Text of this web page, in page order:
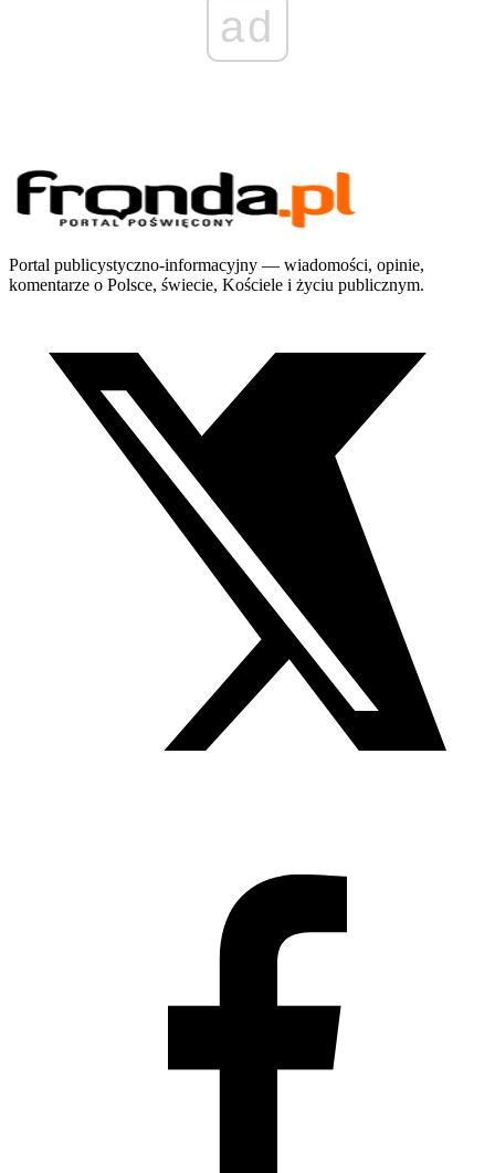
ad
Portal publicystyczno-informacyjny — wiadomości, opinie,
komentarze o Polsce, świecie, Kościele i życiu publicznym.